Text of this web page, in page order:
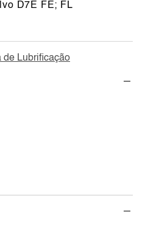
de Lubrificação
D7E FE; FL